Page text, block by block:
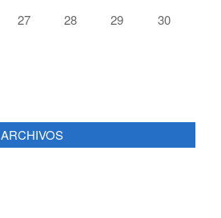
27 28 29
30
ARCHIVOS